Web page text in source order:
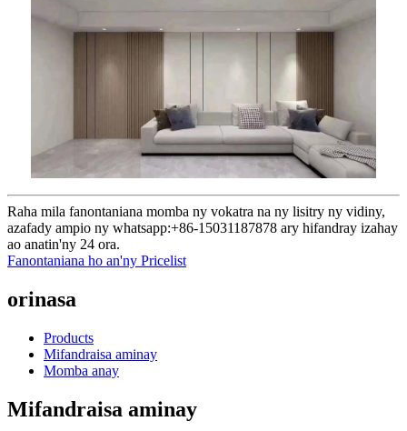
Raha mila fanontaniana momba ny vokatra na ny lisitry ny vidiny,
azafady ampio ny whatsapp:+86-15031187878 ary hifandray izahay
ao anatin'ny 24 ora.
Fanontaniana ho an'ny Pricelist
orinasa
Products
Mifandraisa aminay
Momba anay
Mifandraisa aminay